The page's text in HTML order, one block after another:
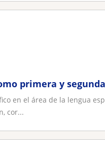
primera y
en el área de la lengua
cor...